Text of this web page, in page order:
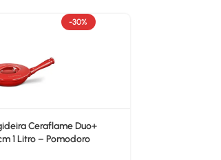
-30%
Ceraflame Duo+
1 Litro – Pomodoro